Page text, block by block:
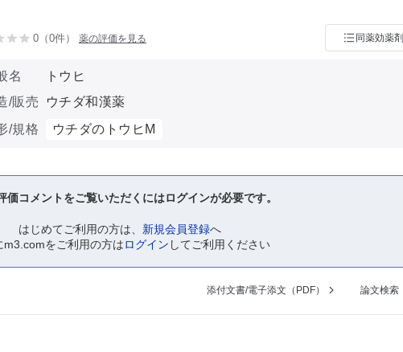
0（0件） 薬の評価を見る 同薬効薬剤
名
トウヒ
/販売
ウチダ和漢薬
/規格
ウチダのトウヒM
価コメントをご覧いただくにはログインが必要です。
はじめてご利用の方は、 新規会員登録へ
m3.comをご利用の方はログイン してご利用ください
添付文書/電子添文（PDF） 論文検索